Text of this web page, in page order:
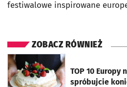
festiwalowe inspirowane
ZOBACZ RÓWNIEŻ
TOP 10 Europy
spróbujcie
otworzy się w nowej karcie